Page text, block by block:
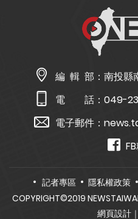
編 輯 部： 南投縣
電 話： 049-
電子郵件：
記者專區 隱私權政策
COPYRIGHT©2019
網頁設計